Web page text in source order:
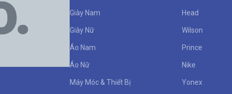
Giày Nam
Giày Nữ
Áo Nam
Áo Nữ
Máy Móc & Thiết Bị
Head
Wilson
Prince
Nike
Yonex